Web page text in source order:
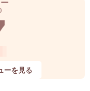
ーを見る